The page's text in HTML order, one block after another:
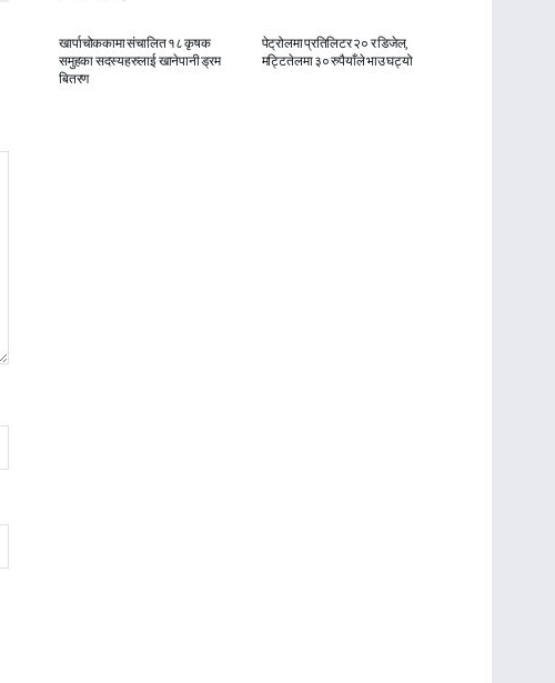
खार्पाचोककामा संचालित १८ कृषक
समुहका सदस्यहरुलाई खानेपानी ड्रम
बितरण
पेट्रोलमा प्रतिलिटर २० र डिजेल,
मट्टितेलमा ३० रुपैयाँले भाउ घट्यो